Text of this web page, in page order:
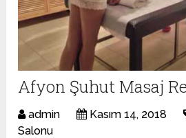
Afyon Şuhut Masaj
admin Kasım 14, 2018
Salonu